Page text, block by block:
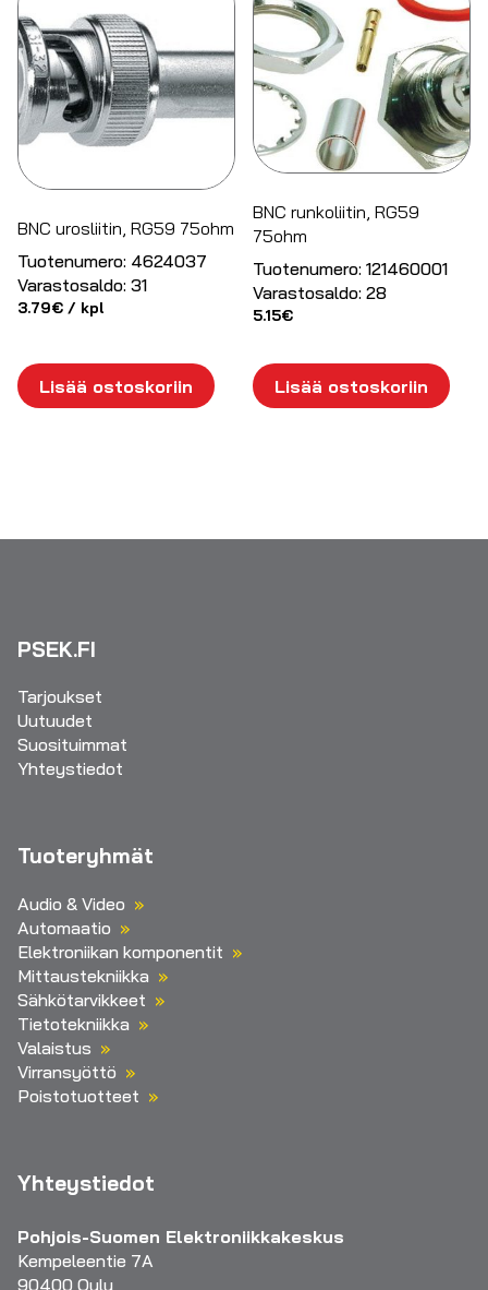
BNC urosliitin, RG59 75ohm
Tuotenumero: 4624037
Varastosaldo: 31
3.79€ / kpl
Lisää ostoskoriin
BNC runkoliitin, RG59
75ohm
Tuotenumero: 121460001
Varastosaldo: 28
5.15€
Lisää ostoskoriin
PSEK.FI
Tarjoukset
Uutuudet
Suosituimmat
Yhteystiedot
Tuoteryhmät
Audio & Video
Automaatio
Elektroniikan komponentit
Mittaustekniikka
Sähkötarvikkeet
Tietotekniikka
Valaistus
Virransyöttö
Poistotuotteet
Yhteystiedot
Pohjois-Suomen Elektroniikkakeskus
Kempeleentie 7A
90400 Oulu